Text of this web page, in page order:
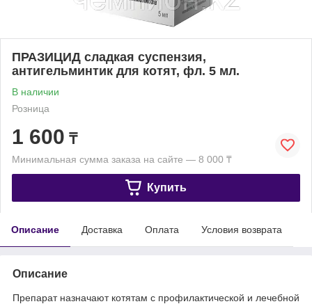
ПРАЗИЦИД сладкая суспензия,
антигельминтик для котят, фл. 5 мл.
В наличии
Розница
1 600 ₸
Минимальная сумма заказа на сайте — 8 000 ₸
Купить
Описание Доставка Оплата Условия возврата
Описание
Препарат назначают котятам с профилактической и лечебной